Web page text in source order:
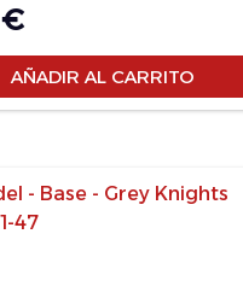
€
AÑADIR AL CARRITO